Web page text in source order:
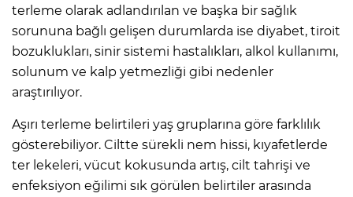
terleme olarak adlandırılan ve başka bir sağlık
sorununa bağlı gelişen durumlarda ise diyabet, tiroit
bozuklukları, sinir sistemi hastalıkları, alkol kullanımı,
solunum ve kalp yetmezliği gibi nedenler
araştırılıyor.
Aşırı terleme belirtileri yaş gruplarına göre farklılık
gösterebiliyor. Ciltte sürekli nem hissi, kıyafetlerde
ter lekeleri, vücut kokusunda artış, cilt tahrişi ve
enfeksiyon eğilimi sık görülen belirtiler arasında